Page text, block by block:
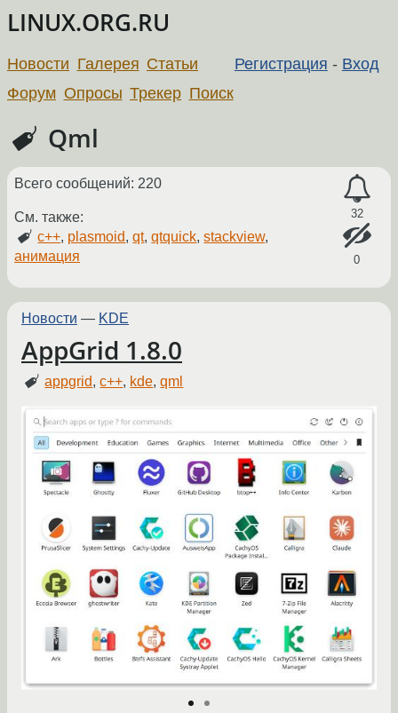
LINUX.ORG.RU
Регистрация - Вход
Новости Галерея Статьи
Форум Опросы Трекер Поиск
Qml
32
0
Всего сообщений: 220
См. также:
c++, plasmoid,qt,qtquick,stackview,
анимация
Новости — KDE
AppGrid 1.8.0
appgrid,c++, kde,qml